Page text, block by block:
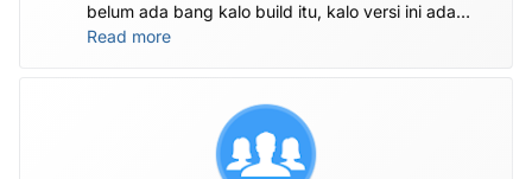
belum ada bang kalo build itu, kalo versi ini ada
X1201-M1201ABCDEFGHI-V-OP-260625V1482
Read more